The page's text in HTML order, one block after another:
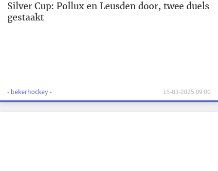
Silver Cup: Pollux en Leusden door, twee duels
gestaakt
- bekerhockey - 15-03-2025 09:00